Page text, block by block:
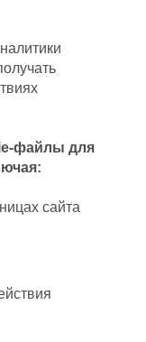
файлы для
сайта